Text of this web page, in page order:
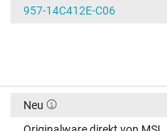
957-14C412E-C06
Neu